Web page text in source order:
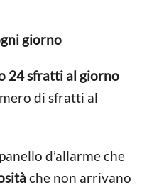
giorno
24 sfratti al giorno
di sfratti al
d’allarme che
che non arrivano